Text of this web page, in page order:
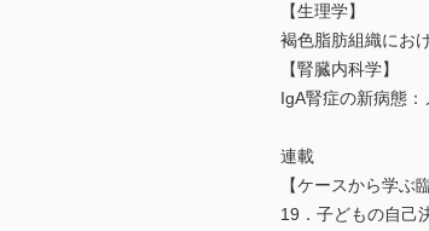
【生理学】
褐色脂肪組織にお
【腎臓内科学】
IgA腎症の新病態
連載
【ケースから学ぶ
19．子どもの自己